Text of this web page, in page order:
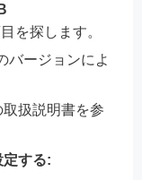
を探します。
バージョンによ
扱説明書を参
する: